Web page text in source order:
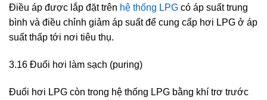
Điều áp được lắp đặt trên hệ thống LPG có áp suất trung
bình và điều chỉnh giảm áp suất để cung cấp hơi LPG ở áp
suất thấp tới nơi tiêu thụ.
3.16 Đuổi hơi làm sạch (puring)
Đuổi hơi LPG còn trong hệ thống LPG bằng khí trơ trước